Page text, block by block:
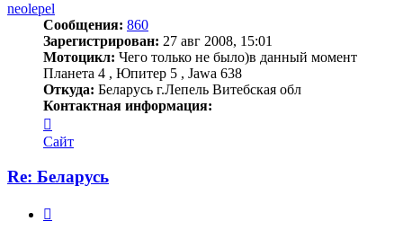
neolepel
Сообщения: 860
Зарегистрирован: 27 авг 2008, 15:01
Мотоцикл: Чего только не было)в данный момент
Планета 4 , Юпитер 5 , Jawa 638
Откуда: Беларусь г.Лепель Витебская обл
Контактная информация:
информация
пользователя
Сайт
Re: Беларусь